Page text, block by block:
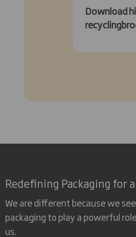
Download
Redefining Packaging for
We are different because we
packaging to play a powerful
us.